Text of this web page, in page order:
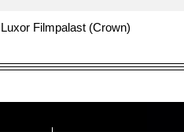
Luxor Filmpalast (Crown)